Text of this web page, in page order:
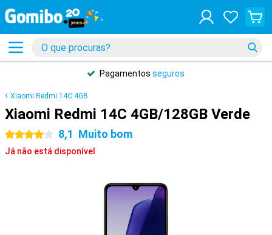
Pagamentos seguros
Xiaomi Redmi 14C 4GB
Xiaomi Redmi 14C 4GB/128GB Verde
4 estrelas 8,1 Muito bom
Já não está disponível